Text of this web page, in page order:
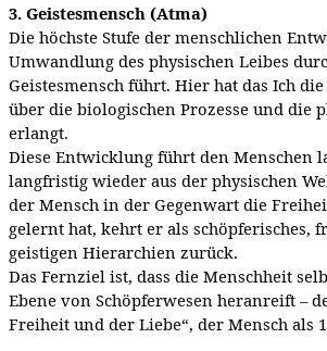
3. Geistesmensch (Atma)
Die höchste Stufe der menschlichen
Umwandlung des physischen Leibes
Geistesmensch führt. Hier hat das Ich
über die biologischen Prozesse und die
erlangt.
Diese Entwicklung führt den Menschen
langfristig wieder aus der physischen
der Mensch in der Gegenwart die
gelernt hat, kehrt er als schöpferisches,
geistigen Hierarchien zurück.
Das Fernziel ist, dass die Menschheit
Ebene von Schöpferwesen heranreift –
Freiheit und der Liebe“, der Mensch als